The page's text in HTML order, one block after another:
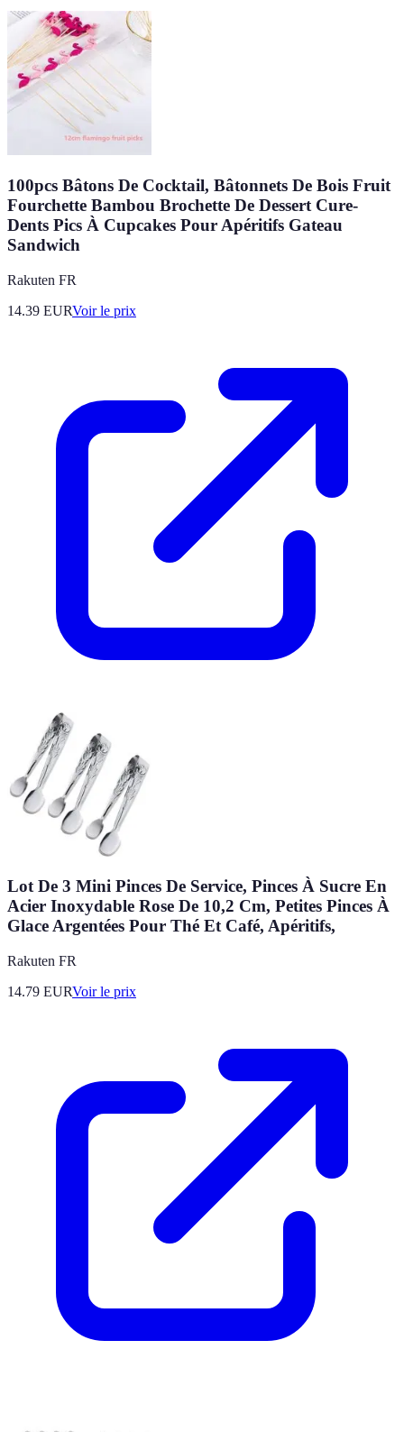
100pcs Bâtons De Cocktail, Bâtonnets De Bois Fruit
Fourchette Bambou Brochette De Dessert Cure-
Dents Pics À Cupcakes Pour Apéritifs Gateau
Sandwich
Rakuten FR
14.39 EURVoir le prix
Lot De 3 Mini Pinces De Service, Pinces À Sucre En
Acier Inoxydable Rose De 10,2 Cm, Petites Pinces À
Glace Argentées Pour Thé Et Café, Apéritifs,
Rakuten FR
14.79 EURVoir le prix